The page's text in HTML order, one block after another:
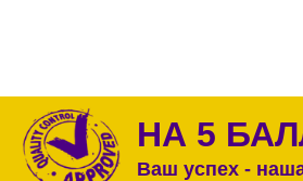
НА 5
Ваш успех -